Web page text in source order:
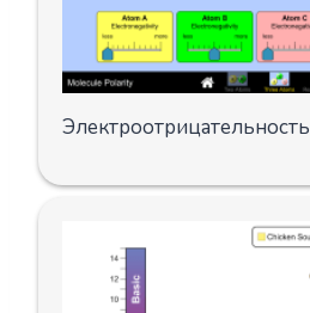
Электроотрицательность